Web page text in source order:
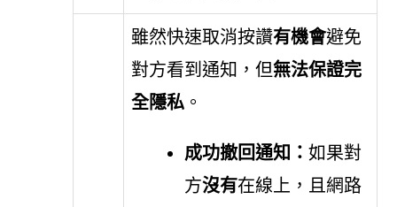
雖然快速取消按讚有機會避免
對方看到通知，但無法保證完
全隱私。
成功撤回通知： 如果對
方沒有在線上，且網路